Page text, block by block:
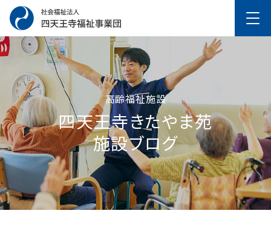
高齢福祉施設
四天王寺きたやま苑
施設ブログ